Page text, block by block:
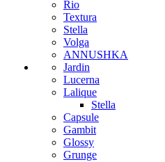
Rio
Textura
Stella
Volga
ANNUSHKA
Jardin
Lucerna
Lalique
Stella
Capsule
Gambit
Glossy
Grunge